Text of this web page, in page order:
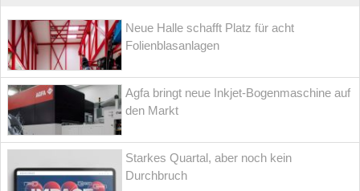
Neue Halle schafft Platz für acht
Folienblasanlagen
Agfa bringt neue Inkjet-Bogenmaschine auf
den Markt
Starkes Quartal, aber noch kein
Durchbruch